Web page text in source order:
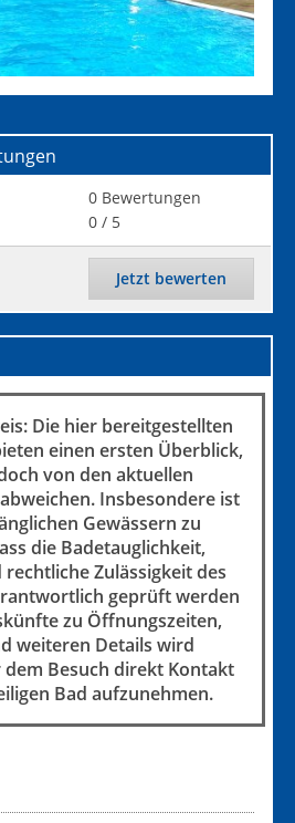
0 Bewertungen
0 / 5
Jetzt bewerten
Die hier bereitgestellten
einen ersten Überblick,
von den aktuellen
Insbesondere ist
Gewässern zu
die Badetauglichkeit,
Zulässigkeit des
geprüft werden
zu Öffnungszeiten,
weiteren Details wird
Besuch direkt Kontakt
Bad aufzunehmen.